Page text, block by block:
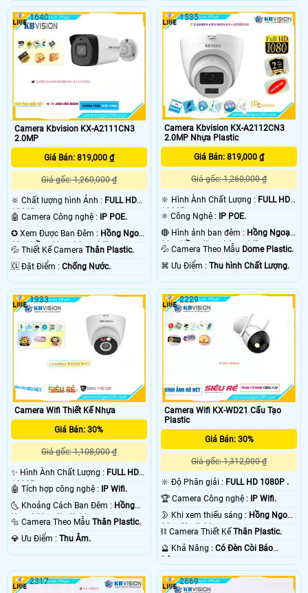
Camera Kbvision KX-A2111CN3
2.0MP
Giá Bán: 819,000 ₫
Giá gốc: 1,260,000 ₫
🔆 Chất lượng hình Ảnh : FULL HD
1080P .
🤖️ Camera Công nghệ :
IP POE.
✪ Xem Được Ban Đêm : Hồng Ngoại
30m Hồng Ngoại Smart IR.
💦 Thiết Kế Camera Thân Plastic.
️🆑 Đặt Điểm : Chống Nước.
1640
Camera Kbvision KX-A2112CN3
2.0MP Nhựa Plastic
Giá Bán: 819,000 ₫
Giá gốc: 1,260,000 ₫
🔆 Hình Ành Chất Lượng : FULL HD
1080P .
⚛️ Công Nghệ :
IP POE.
🔴 Hình ảnh ban đêm : Hồng Ngoại
30m Hồng Ngoại Smart IR.
💦 Camera Theo Mẫu Dome Plastic.
️⌘ Ưu Điểm :Thu hình Chất Lượng.
1535
Camera Wifi Thiết Kế Nhựa
Giá Bán: 30%
Giá gốc: 1,108,000 ₫
✨ Hình Ành Chất Lượng : FULL HD
1080P .
🤖️ Tích hợp công nghệ :
IP Wifi.
🌜 Khoảng Cách Ban Đêm : Hồng
Ngoại 30m Starlight.
🔩 Camera Theo Mẫu Thân Plastic.
️💎 Ưu Điểm : Thu Âm.
1933
Camera Wifi KX-WD21 Cấu Tạo
Plastic
Giá Bán: 30%
Giá gốc: 1,312,000 ₫
🔆 Độ Phân giải : FULL HD 1080P .
🏆 Camera Công nghệ : IP Wifi.
🌛 Khi xem thiếu sáng : Hồng Ngoại
30m Starlight.
⛓ Camera Thiết KếThân Plastic.
️🔮 Khả Năng :Có Ðèn Còi Báo
Động.
2229
2317 2669